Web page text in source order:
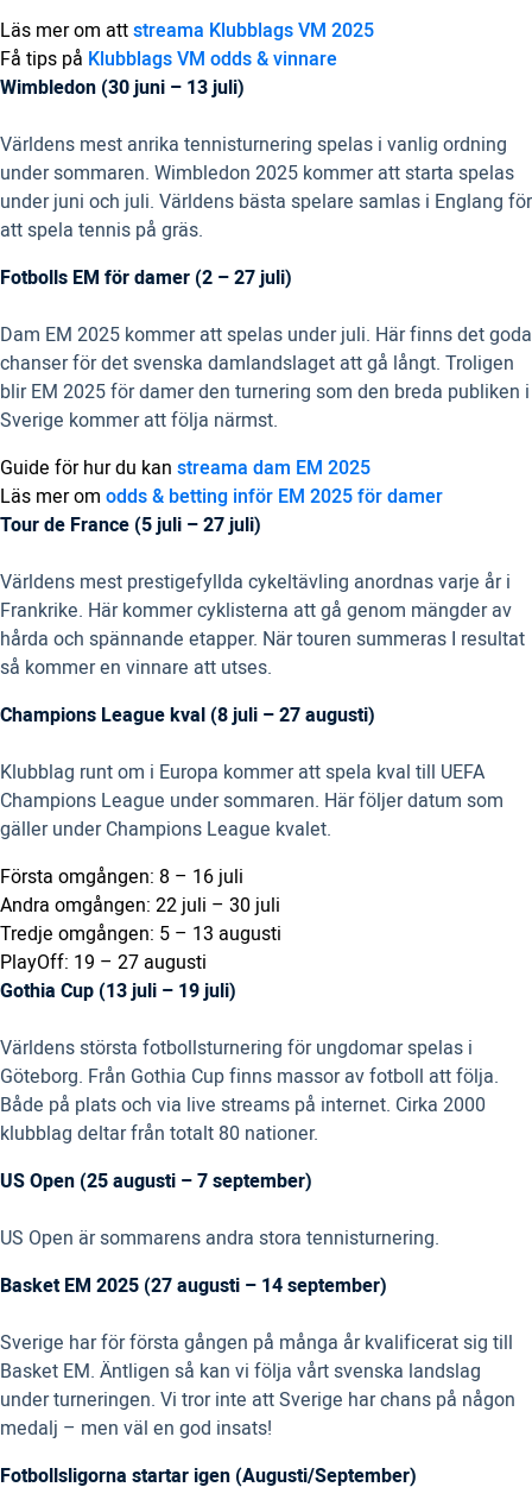
Läs mer om attstreama Klubblags VM 2025
Få tips på Klubblags VM odds & vinnare
Wimbledon (30 juni – 13 juli)
Världens mest anrika tennisturnering spelas i vanlig ordning
under sommaren. Wimbledon 2025 kommer att starta spelas
under juni och juli. Världens bästa spelare samlas i Englang för
att spela tennis på gräs.
Fotbolls EM för damer (2 – 27 juli)
Dam EM 2025 kommer att spelas under juli. Här finns det goda
chanser för det svenska damlandslaget att gå långt. Troligen
blir EM 2025 för damer den turnering som den breda publiken i
Sverige kommer att följa närmst.
Guide för hur du kan streama dam EM 2025
Läs mer om odds & betting inför EM 2025 för damer
Tour de France (5 juli – 27 juli)
Världens mest prestigefyllda cykeltävling anordnas varje år i
Frankrike. Här kommer cyklisterna att gå genom mängder av
hårda och spännande etapper. När touren summeras I resultat
så kommer en vinnare att utses.
Champions League kval (8 juli – 27 augusti)
Klubblag runt om i Europa kommer att spela kval till UEFA
Champions League under sommaren. Här följer datum som
gäller under Champions League kvalet.
Första omgången: 8 – 16 juli
Andra omgången: 22 juli – 30 juli
Tredje omgången: 5 – 13 augusti
PlayOff: 19 – 27 augusti
Gothia Cup (13 juli – 19 juli)
Världens största fotbollsturnering för ungdomar spelas i
Göteborg. Från Gothia Cup finns massor av fotboll att följa.
Både på plats och via live streams på internet. Cirka 2000
klubblag deltar från totalt 80 nationer.
US Open (25 augusti – 7 september)
US Open är sommarens andra stora tennisturnering.
Basket EM 2025 (27 augusti – 14 september)
Sverige har för första gången på många år kvalificerat sig till
Basket EM. Äntligen så kan vi följa vårt svenska landslag
under turneringen. Vi tror inte att Sverige har chans på någon
medalj – men väl en god insats!
Fotbollsligorna startar igen (Augusti/September)